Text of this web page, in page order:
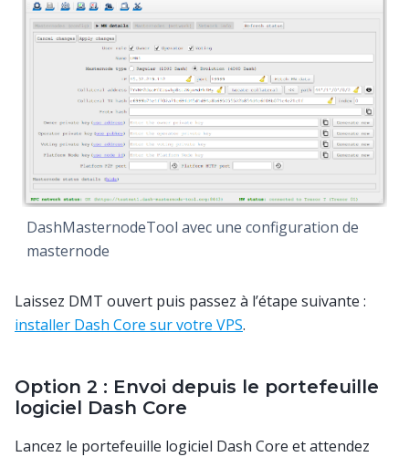
DashMasternodeTool avec une configuration de
masternode
Laissez DMT ouvert puis passez à l’étape suivante :
installer Dash Core sur votre VPS.
Option 2 : Envoi depuis le portefeuille
logiciel Dash Core
Lancez le portefeuille logiciel Dash Core et attendez